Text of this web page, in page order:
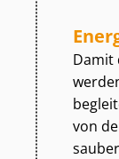
Damit
von